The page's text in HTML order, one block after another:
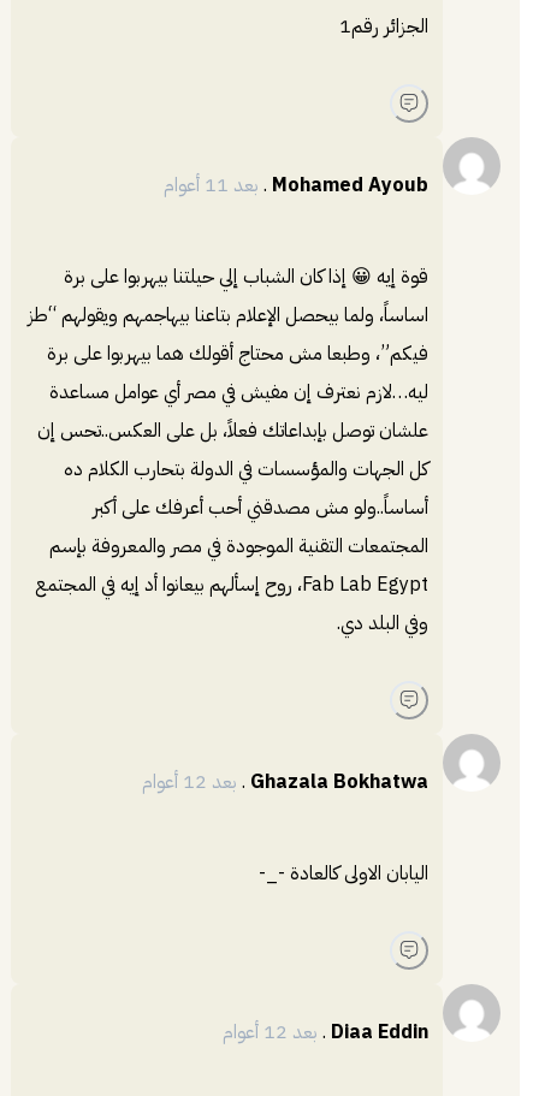
الجزائر رقم1
Mohamed Ayoub
. بعد 11 أعوام
قوة إيه 😀 إذا كان الشباب إلي حيلتنا بيهربوا على برة
اساساً، ولما بيحصل الإعلام بتاعنا بيهاجمهم ويقولهم “طز
فيكم”، وطبعا مش محتاج أقولك هما بيهربوا على برة
ليه…لازم نعترف إن مفيش في مصر أي عوامل مساعدة
علشان توصل بإبداعاتك فعلاً، بل على العكس..تحس إن
كل الجهات والمؤسسات في الدولة بتحارب الكلام ده
أساساً..ولو مش مصدقني أحب أعرفك على أكبر
المجتمعات التقنية الموجودة في مصر والمعروفة بإسم
Fab Lab Egypt، روح إسألهم بيعانوا أد إيه في المجتمع
وفي البلد دي.
Ghazala Bokhatwa
. بعد 12 أعوام
اليابان الاولى كالعادة -_-
Diaa Eddin
. بعد 12 أعوام